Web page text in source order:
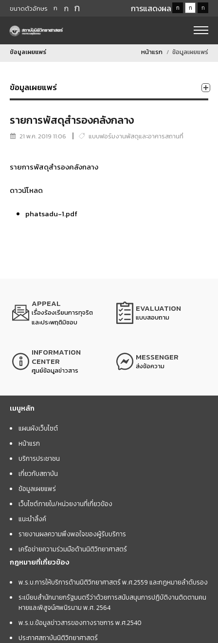
ขนาดตัวอักษร ก ก ก การแสดงผล ก ก ก
ข้อมูลเผยแพร่ หน้าแรก ข้อมูลเผยแพร่
ข้อมูลเผยแพร่
รายการพัสดุสำรองคลังกลาง
21 พ.ค. 2019 11:06 แบบฟอร์มงานพัสดุและอาคารสถานที่
รายการพัสดุสำรองคลังกลาง
ดาวน์โหลด
phatsadu-1.pdf
APPEAL
เรื่องร้องเรียนการทุจริต
และประพฤติมิชอบ
EVALUATION
แบบสอบถาม
INFORMATION
CENTER
ศูนย์ข้อมูลข่าวสาร
MESSENGER
ส่งข้อความ
เมนูหลัก
แผนผังเว็บไซต์
หน้าแรก
บริการประชาชน
เกี่ยวกับสถาบัน
ข้อมูลเผยแพร่
เว็บไซต์ภายใน/หน่วยงานที่เกี่ยวข้อง
แนะนำลิ้งค์
รายงานผลความพึงพอใจของผู้รับบริการ
เครือข่ายความร่วมมือด้านนิติวิทยาศาสตร์
กฎหมายที่เกี่ยวข้อง
พ.ร.บ.การให้บริการด้านนิติวิทยาศาสตร์ พ.ศ.2559 และกฏหมายลำดับรอง
ระเบียบสำนักนายกรัฐมนตรีว่าด้วยการสนับสนุนการปฏิบัติงานติดตามคน
หายและพิสูจน์ศพนิรนาม พ.ศ. 2564
พ.ร.บ.ข้อมูลข่าวสารของทางราชการ พ.ศ.2540
ประกาศสถาบันนิติวิทยาศาสตร์